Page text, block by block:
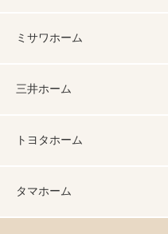
ミサワホーム
三井ホーム
トヨタホーム
タマホーム